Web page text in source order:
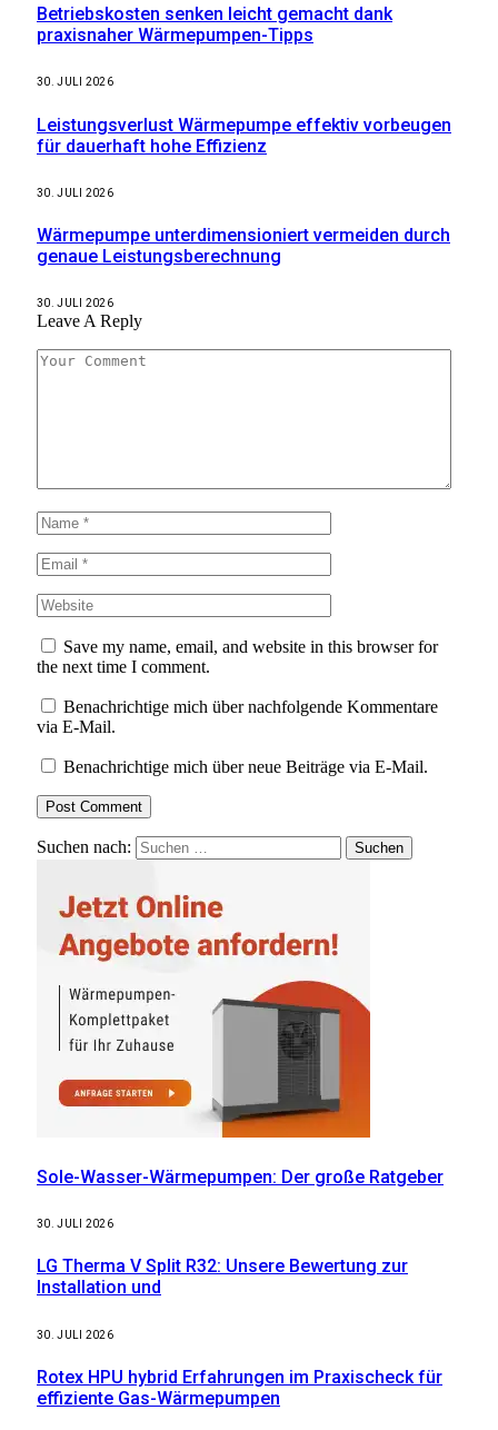
Betriebskosten senken leicht gemacht dank
praxisnaher Wärmepumpen-Tipps
30. JULI 2026
Leistungsverlust Wärmepumpe effektiv vorbeugen
für dauerhaft hohe Effizienz
30. JULI 2026
Wärmepumpe unterdimensioniert vermeiden durch
genaue Leistungsberechnung
30. JULI 2026
Leave A Reply
Save my name, email, and website in this browser for
the next time I comment.
Benachrichtige mich über nachfolgende Kommentare
via E-Mail.
Benachrichtige mich über neue Beiträge via E-Mail.
Suchen nach:
Sole-Wasser-Wärmepumpen: Der große Ratgeber
30. JULI 2026
LG Therma V Split R32: Unsere Bewertung zur
Installation und
30. JULI 2026
Rotex HPU hybrid Erfahrungen im Praxischeck für
effiziente Gas-Wärmepumpen